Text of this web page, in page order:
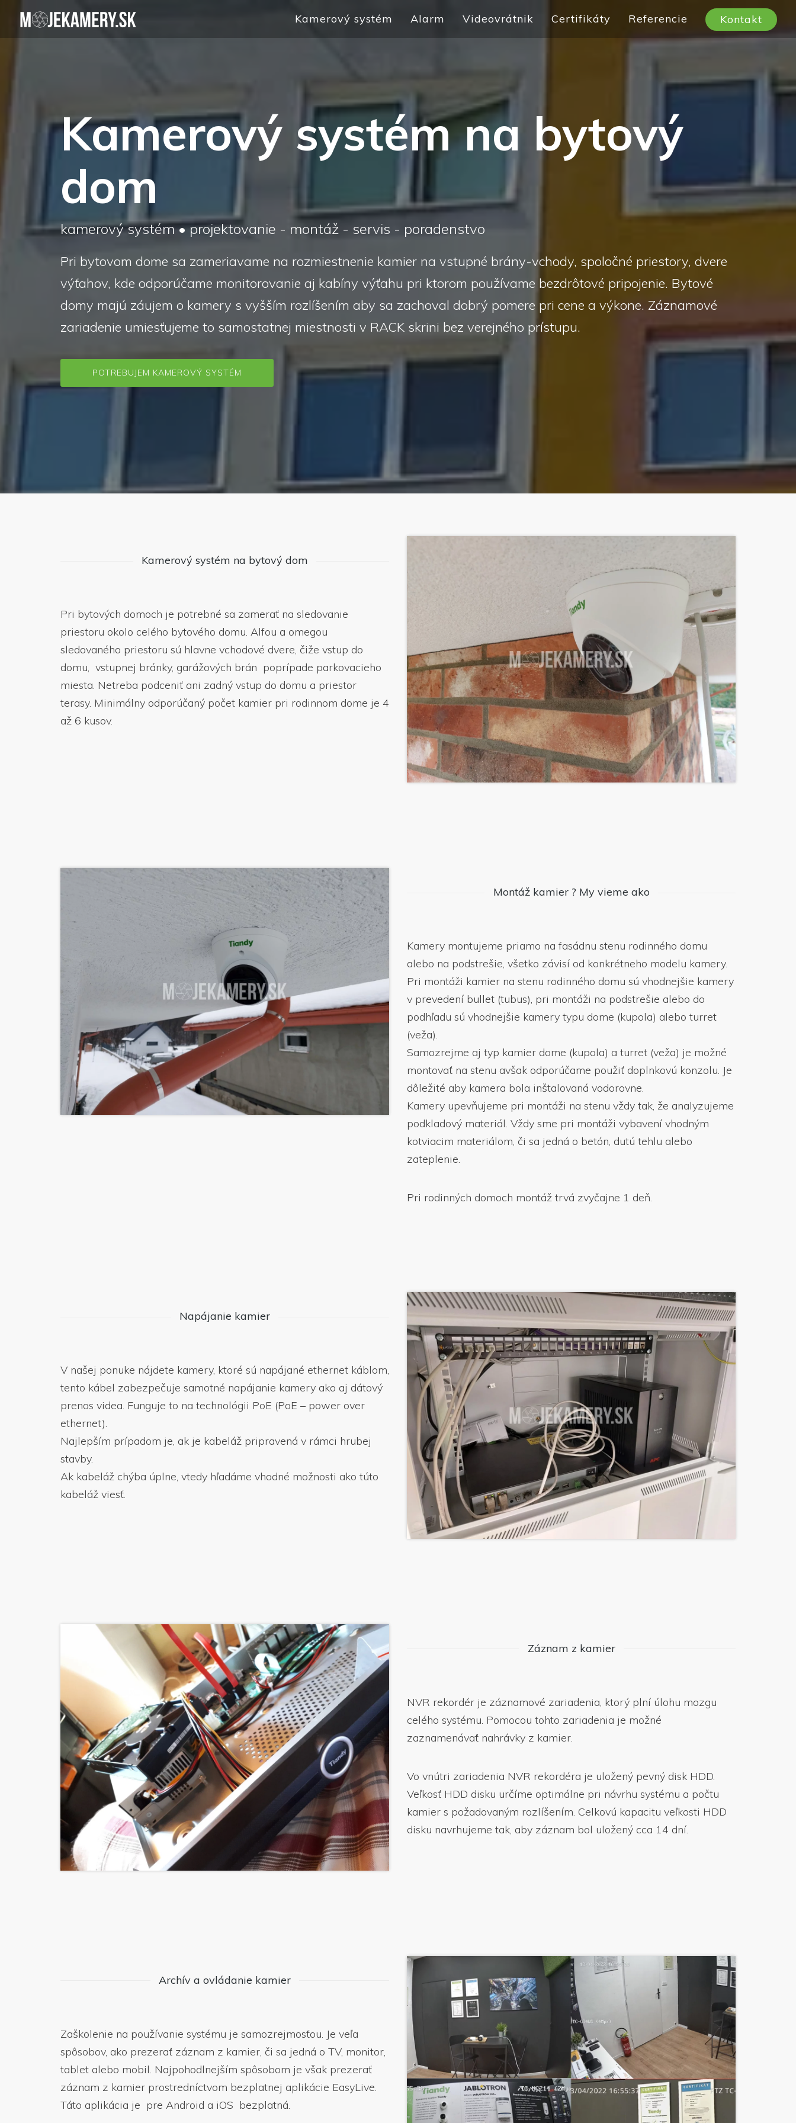
Kamerový systém Alarm Videovrátnik Certifikáty Referencie Kontakt
Kamerový systém na bytový
dom
kamerový systém • projektovanie - montáž - servis - poradenstvo
Pri bytovom dome sa zameriavame na rozmiestnenie kamier na vstupné brány-vchody, spoločné priestory, dvere
výťahov, kde odporúčame monitorovanie aj kabíny výťahu pri ktorom používame bezdrôtové pripojenie. Bytové
domy majú záujem o kamery s vyšším rozlíšením aby sa zachoval dobrý pomere pri cene a výkone. Záznamové
zariadenie umiesťujeme to samostatnej miestnosti v RACK skrini bez verejného prístupu.
POTREBUJEM KAMEROVÝ SYSTÉM
Kamerový systém na bytový dom
Pri bytových domoch je potrebné sa zamerať na sledovanie
priestoru okolo celého bytového domu. Alfou a omegou
sledovaného priestoru sú hlavne vchodové dvere, čiže vstup do
domu, vstupnej bránky, garážových brán poprípade parkovacieho
miesta. Netreba podceniť ani zadný vstup do domu a priestor
terasy. Minimálny odporúčaný počet kamier pri rodinnom dome je 4
až 6 kusov.
Montáž kamier ? My vieme ako
Kamery montujeme priamo na fasádnu stenu rodinného domu
alebo na podstrešie, všetko závisí od konkrétneho modelu kamery.
Pri montáži kamier na stenu rodinného domu sú vhodnejšie kamery
v prevedení bullet (tubus), pri montáži na podstrešie alebo do
podhľadu sú vhodnejšie kamery typu dome (kupola) alebo turret
(veža).
Samozrejme aj typ kamier dome (kupola) a turret (veža) je možné
montovať na stenu avšak odporúčame použiť doplnkovú konzolu. Je
dôležité aby kamera bola inštalovaná vodorovne.
Kamery upevňujeme pri montáži na stenu vždy tak, že analyzujeme
podkladový materiál. Vždy sme pri montáži vybavení vhodným
kotviacim materiálom, či sa jedná o betón, dutú tehlu alebo
zateplenie.
Pri rodinných domoch montáž trvá zvyčajne 1 deň.
Napájanie kamier
V našej ponuke nájdete kamery, ktoré sú napájané ethernet káblom,
tento kábel zabezpečuje samotné napájanie kamery ako aj dátový
prenos videa. Funguje to na technológii PoE (PoE – power over
ethernet).
Najlepším prípadom je, ak je kabeláž pripravená v rámci hrubej
stavby.
Ak kabeláž chýba úplne, vtedy hľadáme vhodné možnosti ako túto
kabeláž viesť.
Záznam z kamier
NVR rekordér je záznamové zariadenia, ktorý plní úlohu mozgu
celého systému. Pomocou tohto zariadenia je možné
zaznamenávať nahrávky z kamier.
Vo vnútri zariadenia NVR rekordéra je uložený pevný disk HDD.
Veľkosť HDD disku určíme optimálne pri návrhu systému a počtu
kamier s požadovaným rozlíšením. Celkovú kapacitu veľkosti HDD
disku navrhujeme tak, aby záznam bol uložený cca 14 dní.
Archív a ovládanie kamier
Zaškolenie na používanie systému je samozrejmosťou. Je veľa
spôsobov, ako prezerať záznam z kamier, či sa jedná o TV, monitor,
tablet alebo mobil. Najpohodlnejším spôsobom je však prezerať
záznam z kamier prostredníctvom bezplatnej aplikácie EasyLive.
Táto aplikácia je pre Android a iOS bezplatná.